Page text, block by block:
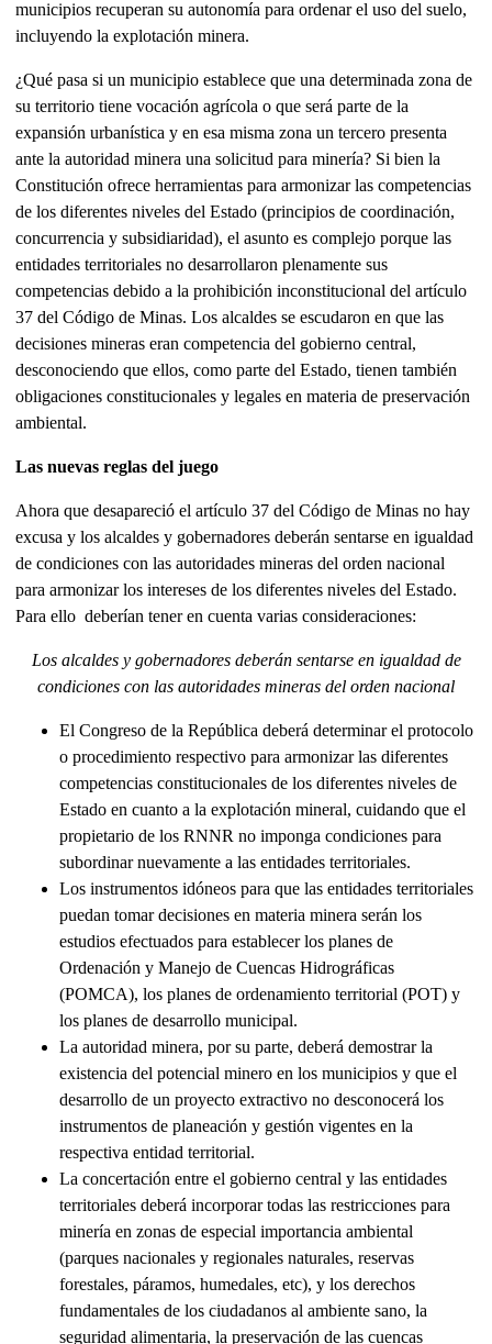
municipios recuperan su autonomía para ordenar el uso del suelo,
incluyendo la explotación minera.
¿Qué pasa si un municipio establece que una determinada zona de
su territorio tiene vocación agrícola o que será parte de la
expansión urbanística y en esa misma zona un tercero presenta
ante la autoridad minera una solicitud para minería? Si bien la
Constitución ofrece herramientas para armonizar las competencias
de los diferentes niveles del Estado (principios de coordinación,
concurrencia y subsidiaridad), el asunto es complejo porque las
entidades territoriales no desarrollaron plenamente sus
competencias debido a la prohibición inconstitucional del artículo
37 del Código de Minas. Los alcaldes se escudaron en que las
decisiones mineras eran competencia del gobierno central,
desconociendo que ellos, como parte del Estado, tienen también
obligaciones constitucionales y legales en materia de preservación
ambiental.
Las nuevas reglas del juego
Ahora que desapareció el artículo 37 del Código de Minas no hay
excusa y los alcaldes y gobernadores deberán sentarse en igualdad
de condiciones con las autoridades mineras del orden nacional
para armonizar los intereses de los diferentes niveles del Estado.
Para ello deberían tener en cuenta varias consideraciones:
Los alcaldes y gobernadores deberán sentarse en igualdad de
condiciones con las autoridades mineras del orden nacional
El Congreso de la República deberá determinar el protocolo
o procedimiento respectivo para armonizar las diferentes
competencias constitucionales de los diferentes niveles de
Estado en cuanto a la explotación mineral, cuidando que el
propietario de los RNNR no imponga condiciones para
subordinar nuevamente a las entidades territoriales.
Los instrumentos idóneos para que las entidades territoriales
puedan tomar decisiones en materia minera serán los
estudios efectuados para establecer los planes de
Ordenación y Manejo de Cuencas Hidrográficas
(POMCA), los planes de ordenamiento territorial (POT) y
los planes de desarrollo municipal.
La autoridad minera, por su parte, deberá demostrar la
existencia del potencial minero en los municipios y que el
desarrollo de un proyecto extractivo no desconocerá los
instrumentos de planeación y gestión vigentes en la
respectiva entidad territorial.
La concertación entre el gobierno central y las entidades
territoriales deberá incorporar todas las restricciones para
minería en zonas de especial importancia ambiental
(parques nacionales y regionales naturales, reservas
forestales, páramos, humedales, etc), y los derechos
fundamentales de los ciudadanos al ambiente sano, la
seguridad alimentaria, la preservación de las cuencas